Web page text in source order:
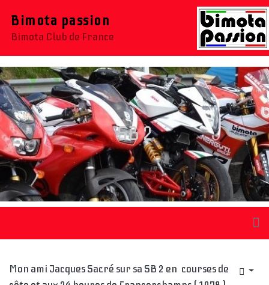
Bimota passion
Bimota Club de France
SB 2
Mon ami Jacques Sacré sur sa SB 2 en courses de